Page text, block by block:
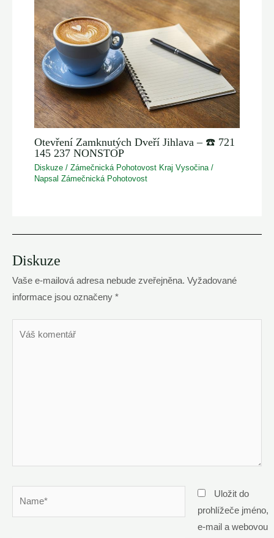
Otevření Zamknutých Dveří Jihlava – ☎️ 721
145 237 NONSTOP
Diskuze /Zámečnická Pohotovost Kraj Vysočina/
NapsalZámečnická Pohotovost
Diskuze
Vaše e-mailová adresa nebude zveřejněna. Vyžadované
informace jsou označeny *
Uložit do
prohlížeče jméno,
e-mail a webovou